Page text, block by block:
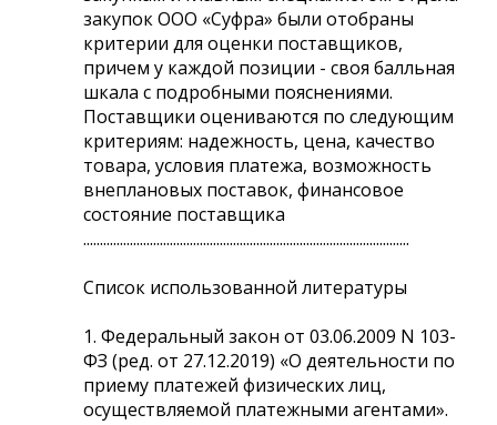
закупок ООО «Суфра» были отобраны
критерии для оценки поставщиков,
причем у каждой позиции - своя балльная
шкала с подробными пояснениями.
Поставщики оцениваются по следующим
критериям: надежность, цена, качество
товара, условия платежа, возможность
внеплановых поставок, финансовое
состояние поставщика
..................................................................................................
Список использованной литературы
1. Федеральный закон от 03.06.2009 N 103-
ФЗ (ред. от 27.12.2019) «О деятельности по
приему платежей физических лиц,
осуществляемой платежными агентами».